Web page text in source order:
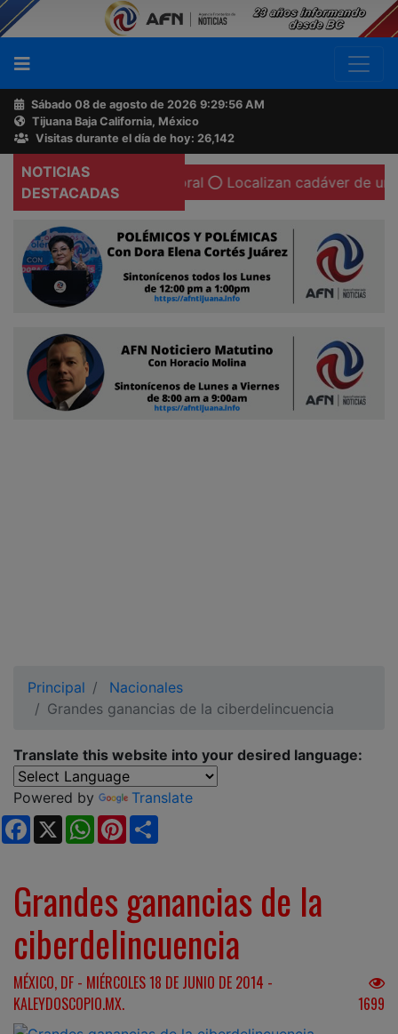
Sábado 08 de agosto de 2026 9:29:56 AM
Tijuana Baja California, México
Visitas durante el día de hoy: 26,142
NOTICIAS
DESTACADAS
su cámara corporal Localizan cadáver de una
Principal
Nacionales
Grandes ganancias de la ciberdelincuencia
Translate this website into your desired language:
Powered by
Translate
Facebook
X WhatsApp
Pinterest
Grandes ganancias de la
ciberdelincuencia
MÉXICO, DF - MIÉRCOLES 18 DE JUNIO DE 2014 -
KALEYDOSCOPIO.MX.
1699
Buscador
Acerca
de
AFN
Ventas
Contacto
Reportero
Ciudadano